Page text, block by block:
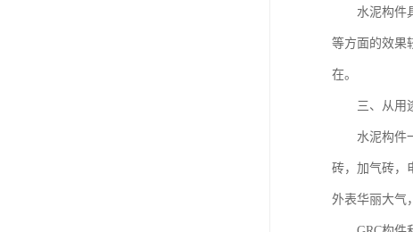
水泥构件具
等方面的效果
在。
三、从用途
水泥构件一
砖，加气砖，
外表华丽大气